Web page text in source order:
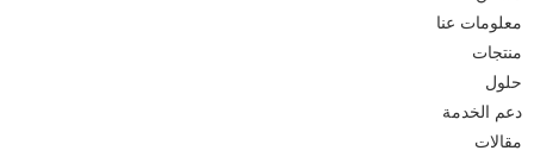
معلومات عنا
منتجات
حلول
دعم الخدمة
مقالات